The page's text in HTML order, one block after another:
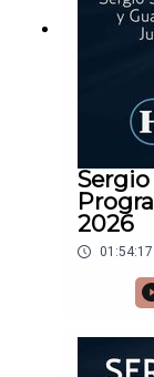
2026
01:54:17